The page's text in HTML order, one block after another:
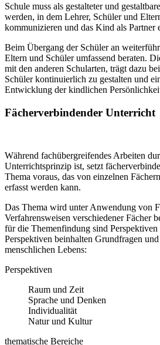
Schule muss als gestalteter und
werden, in dem Lehrer, Schüler und
kommunizieren und das Kind als Partner
Beim Übergang der Schüler an
Eltern und Schüler umfassend beraten.
mit den anderen Schularten, trägt dazu
Schüler kontinuierlich zu gestalten und
Entwicklung der kindlichen
Fächerverbindender Unterricht
Während fachübergreifendes Arbeiten
Unterrichtsprinzip ist, setzt
Thema voraus, das von einzelnen
erfasst werden kann.
Das Thema wird unter Anwendung von
Verfahrensweisen verschiedener Fächer
für die Themenfindung sind Perspektiven
Perspektiven beinhalten Grundfragen
menschlichen Lebens:
Perspektiven
Raum und Zeit
Sprache und Denken
Individualität
Natur und Kultur
thematische Bereiche